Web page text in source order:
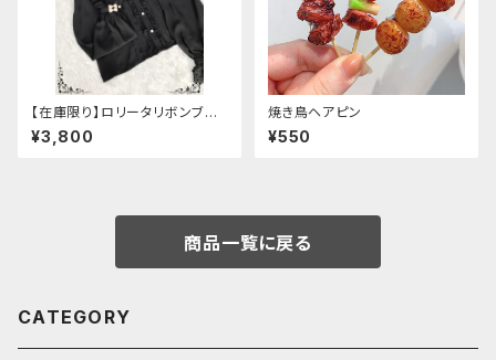
【在庫限り】ロリータリボンブラ
ウス：フリーサイズ
¥3,800
焼き鳥ヘアピン
¥550
商品一覧に戻る
CATEGORY